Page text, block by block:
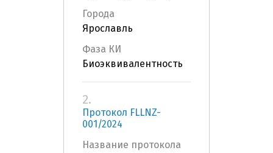
Города
Ярославль
Фаза КИ
Биоэквивалентность
2.
Протокол FLLNZ-
001/2024
Название протокола